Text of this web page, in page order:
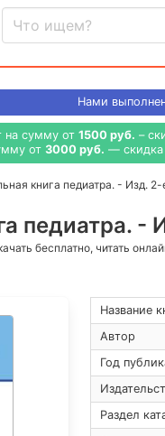
Нами
на сумму от 1500 руб. –
от 3000 руб. — скидка
книга педиатра. - Изд. 2-
педиатра. -
бесплатно, читать
Название
Автор
Год
Раздел